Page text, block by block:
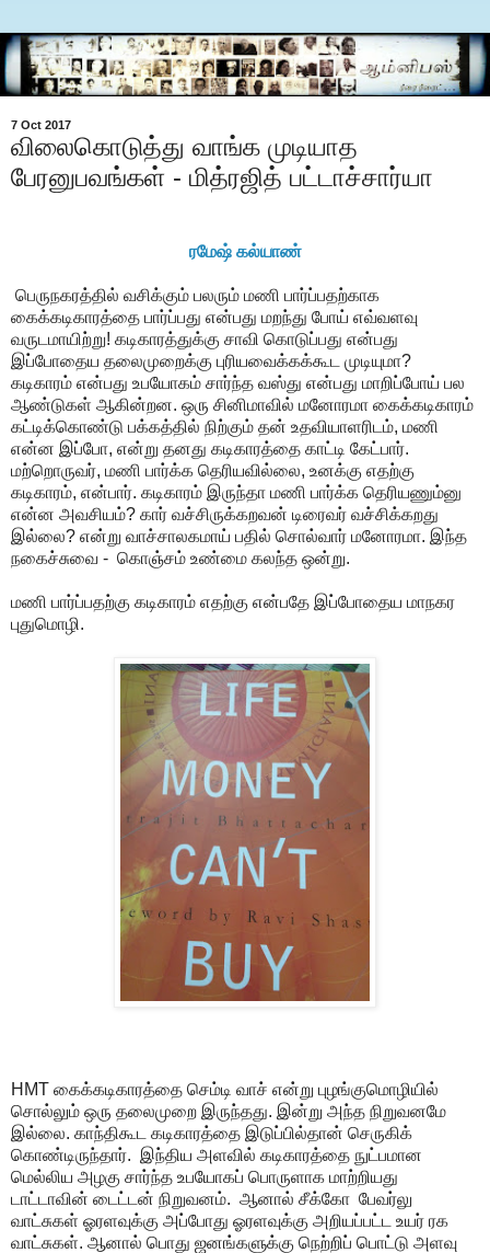
7 Oct 2017
விலைகொடுத்து வாங்க முடியாத
பேரனுபவங்கள் - மித்ரஜித் பட்டாச்சார்யா
ரமேஷ் கல்யாண்
பெருநகரத்தில் வசிக்கும் பலரும் மணி பார்ப்பதற்காக
கைக்கடிகாரத்தை பார்ப்பது என்பது மறந்து போய் எவ்வளவு
வருடமாயிற்று! கடிகாரத்துக்கு சாவி கொடுப்பது என்பது
இப்போதைய தலைமுறைக்கு புரியவைக்கக்கூட முடியுமா?
கடிகாரம் என்பது உபயோகம் சார்ந்த வஸ்து என்பது மாறிப்போய் பல
ஆண்டுகள் ஆகின்றன. ஒரு சினிமாவில் மனோரமா கைக்கடிகாரம்
கட்டிக்கொண்டு பக்கத்தில் நிற்கும் தன் உதவியாளரிடம், மணி
என்ன இப்போ, என்று தனது கடிகாரத்தை காட்டி கேட்பார்.
மற்றொருவர், மணி பார்க்க தெரியவில்லை, உனக்கு எதற்கு
கடிகாரம், என்பார். கடிகாரம் இருந்தா மணி பார்க்க தெரியணும்னு
என்ன அவசியம்? கார் வச்சிருக்கறவன் டிரைவர் வச்சிக்கறது
இல்லை? என்று வாச்சாலகமாய் பதில் சொல்வார் மனோரமா. இந்த
நகைச்சுவை - கொஞ்சம் உண்மை கலந்த ஒன்று.
மணி பார்ப்பதற்கு கடிகாரம் எதற்கு என்பதே இப்போதைய மாநகர
புதுமொழி.
HMT கைக்கடிகாரத்தை செம்டி வாச் என்று புழங்குமொழியில்
சொல்லும் ஒரு தலைமுறை இருந்தது. இன்று அந்த நிறுவனமே
இல்லை. காந்திகூட கடிகாரத்தை இடுப்பில்தான் செருகிக்
கொண்டிருந்தார். இந்திய அளவில் கடிகாரத்தை நுட்பமான
மெல்லிய அழகு சார்ந்த உபயோகப் பொருளாக மாற்றியது
டாட்டாவின் டைட்டன் நிறுவனம். ஆனால் சீக்கோ பேவர்லு
வாட்சுகள் ஓரளவுக்கு அப்போது ஓரளவுக்கு அறியப்பட்ட உயர் ரக
வாட்சுகள். ஆனால் பொது ஜனங்களுக்கு நெற்றிப் பொட்டு அளவு